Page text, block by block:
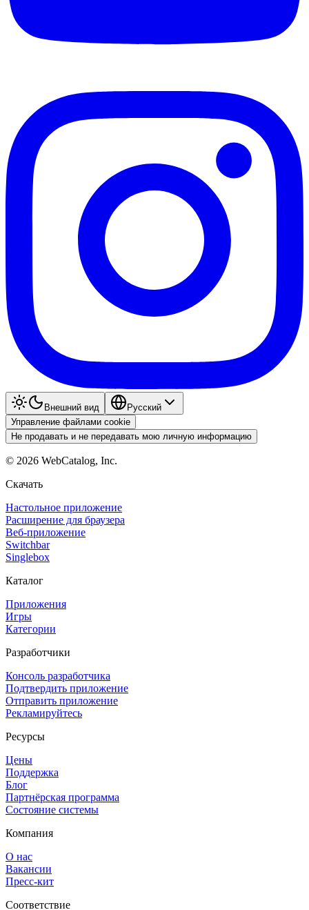
Внешний вид
Pyccкий
Управление файлами cookie
Не продавать и не передавать мою личную информацию
© 2026 WebCatalog, Inc.
Скачать
Настольное приложение
Расширение для браузера
Веб-приложение
Switchbar
Singlebox
Каталог
Приложения
Игры
Категории
Разработчики
Консоль разработчика
Подтвердить приложение
Отправить приложение
Рекламируйтесь
Ресурсы
Цены
Поддержка
Блог
Партнёрская программа
Состояние системы
Компания
О нас
Вакансии
Пресс-кит
Соответствие